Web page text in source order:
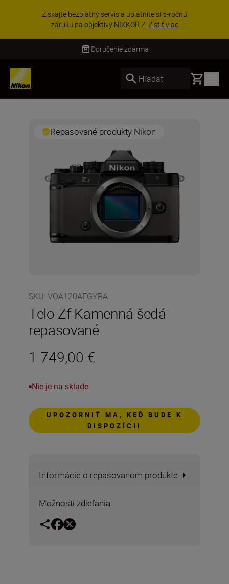
Získajte bezplatný servis a uplatnite si 5-ročnú
záruku na objektívy NIKKOR Z. Zistiť viac
Doručenie zdarma
Hľadať Basket
Repasované produkty Nikon
SKU: VOA120AEGYRA
Telo Zf Kamenná šedá –
repasované
1 749,00 €
Nie je na sklade
UPOZORNIŤ MA, KEĎ BUDE K
DISPOZÍCII
Informácie o repasovanom produkte
Možnosti zdieľania